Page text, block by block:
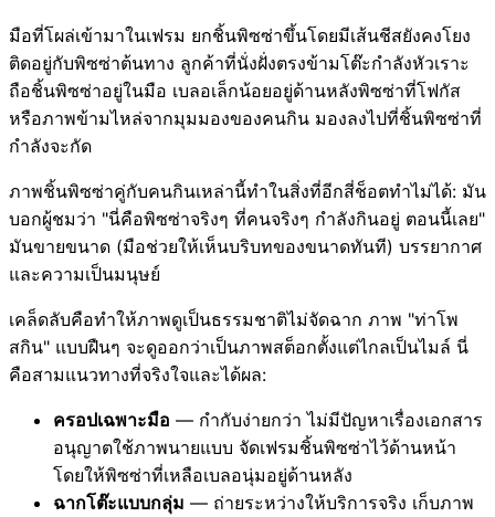
มือที่โผล่เข้ามาในเฟรม ยกชิ้นพิซซ่าขึ้นโดยมีเส้นชีสยังคงโยง
ติดอยู่กับพิซซ่าต้นทาง ลูกค้าที่นั่งฝั่งตรงข้ามโต๊ะกำลังหัวเราะ
ถือชิ้นพิซซ่าอยู่ในมือ เบลอเล็กน้อยอยู่ด้านหลังพิซซ่าที่โฟกัส
หรือภาพข้ามไหล่จากมุมมองของคนกิน มองลงไปที่ชิ้นพิซซ่าที่
กำลังจะกัด
ภาพชิ้นพิซซ่าคู่กับคนกินเหล่านี้ทำในสิ่งที่อีกสี่ช็อตทำไม่ได้: มัน
บอกผู้ชมว่า "นี่คือพิซซ่าจริงๆ ที่คนจริงๆ กำลังกินอยู่ ตอนนี้เลย"
มันขายขนาด (มือช่วยให้เห็นบริบทของขนาดทันที) บรรยากาศ
และความเป็นมนุษย์
เคล็ดลับคือทำให้ภาพดูเป็นธรรมชาติไม่จัดฉาก ภาพ "ท่าโพ
สกิน" แบบฝืนๆ จะดูออกว่าเป็นภาพสต็อกตั้งแต่ไกลเป็นไมล์ นี่
คือสามแนวทางที่จริงใจและได้ผล:
ครอปเฉพาะมือ — กำกับง่ายกว่า ไม่มีปัญหาเรื่องเอกสาร
อนุญาตใช้ภาพนายแบบ จัดเฟรมชิ้นพิซซ่าไว้ด้านหน้า
โดยให้พิซซ่าที่เหลือเบลอนุ่มอยู่ด้านหลัง
ฉากโต๊ะแบบกลุ่ม — ถ่ายระหว่างให้บริการจริง เก็บภาพ